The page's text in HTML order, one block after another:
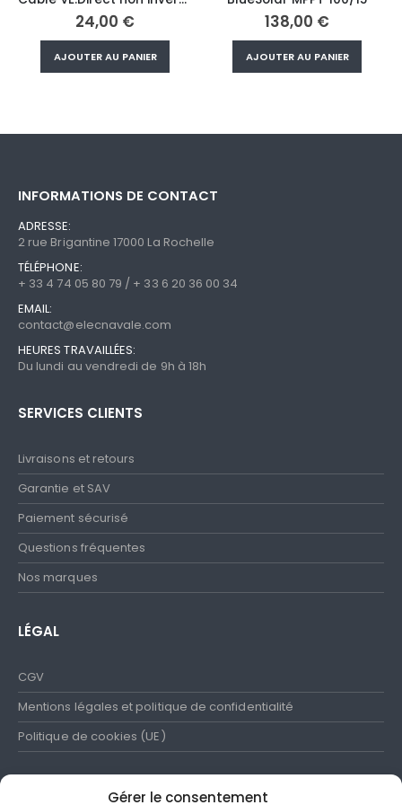
Gérer le consentement
138,00€
AJOUTER AU PANIER
0,00€
AJOUTER AU PANIER
INFORMATIONS DE CONTACT
ADRESSE:
2 rue Brigantine 17000 La Rochelle
TÉLÉPHONE:
+ 33 4 74 05 80 79 / + 33 6 20 36 00 34
EMAIL:
contact@elecnavale.com
HEURES TRAVAILLÉES:
Du lundi au vendredi de 9h à 18h
SERVICES CLIENTS
Livraisons et retours
Garantie et SAV
Paiement sécurisé
Questions fréquentes
Nos marques
LÉGAL
CGV
Mentions légales et politique de confidentialité
Politique de cookies (UE)